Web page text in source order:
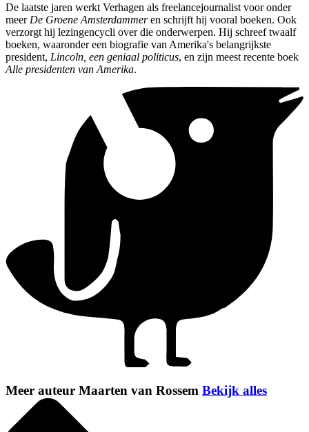
De laatste jaren werkt Verhagen als freelancejournalist voor onder
meer De Groene Amsterdammeren schrijft hij vooral boeken. Ook
verzorgt hij lezingencycli over die onderwerpen. Hij schreef twaalf
boeken, waaronder een biografie van Amerika's belangrijkste
president, Lincoln, een geniaal politicus, en zijn meest recente boek
Alle presidenten van Amerika.
Meer auteur Maarten van Rossem Bekijk alles